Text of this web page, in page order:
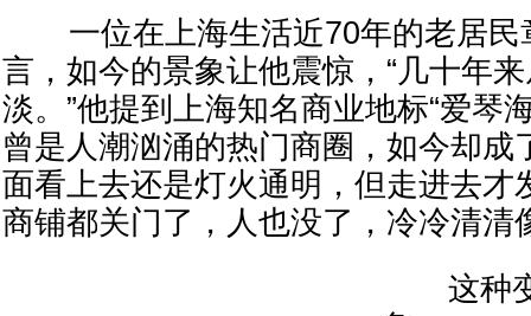
一位在上海生活近70年的老居民
言，如今的景象让他震惊，“几十年
淡。”他提到上海知名商业地标“爱琴
曾是人潮汹涌的热门商圈，如今却成
面看上去还是灯火通明，但走进去才
商铺都关门了，人也没了，冷冷清清
这种